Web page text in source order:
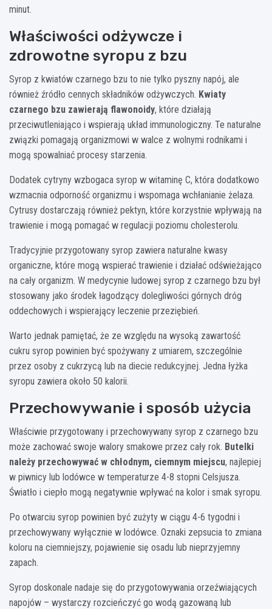
minut.
Właściwości odżywcze i
zdrowotne syropu z bzu
Syrop z kwiatów czarnego bzu to nie tylko pyszny napój, ale
również źródło cennych składników odżywczych. Kwiaty
czarnego bzu zawierają flawonoidy, które działają
przeciwutleniająco i wspierają układ immunologiczny. Te naturalne
związki pomagają organizmowi w walce z wolnymi rodnikami i
mogą spowalniać procesy starzenia.
Dodatek cytryny wzbogaca syrop w witaminę C, która dodatkowo
wzmacnia odporność organizmu i wspomaga wchłanianie żelaza.
Cytrusy dostarczają również pektyn, które korzystnie wpływają na
trawienie i mogą pomagać w regulacji poziomu cholesterolu.
Tradycyjnie przygotowany syrop zawiera naturalne kwasy
organiczne, które mogą wspierać trawienie i działać odświeżająco
na cały organizm. W medycynie ludowej syrop z czarnego bzu był
stosowany jako środek łagodzący dolegliwości górnych dróg
oddechowych i wspierający leczenie przeziębień.
Warto jednak pamiętać, że ze względu na wysoką zawartość
cukru syrop powinien być spożywany z umiarem, szczególnie
przez osoby z cukrzycą lub na diecie redukcyjnej. Jedna łyżka
syropu zawiera około 50 kalorii.
Przechowywanie i sposób użycia
Właściwie przygotowany i przechowywany syrop z czarnego bzu
może zachować swoje walory smakowe przez cały rok. Butelki
należy przechowywać w chłodnym, ciemnym miejscu, najlepiej
w piwnicy lub lodówce w temperaturze 4-8 stopni Celsjusza.
Światło i ciepło mogą negatywnie wpływać na kolor i smak syropu.
Po otwarciu syrop powinien być zużyty w ciągu 4-6 tygodni i
przechowywany wyłącznie w lodówce. Oznaki zepsucia to zmiana
koloru na ciemniejszy, pojawienie się osadu lub nieprzyjemny
zapach.
Syrop doskonale nadaje się do przygotowywania orzeźwiających
napojów – wystarczy rozcieńczyć go wodą gazowaną lub